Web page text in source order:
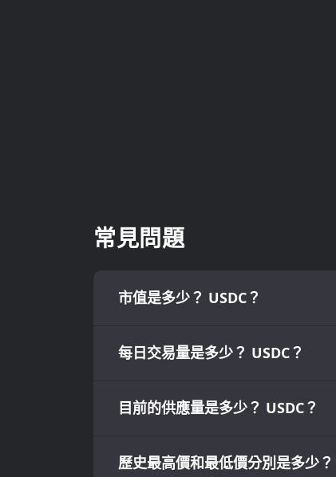
常見問題
市值是多少？ USDC？
每日交易量是多少？ USDC？
目前的供應量是多少？ USDC？
歷史最高價和最低價分別是多少？